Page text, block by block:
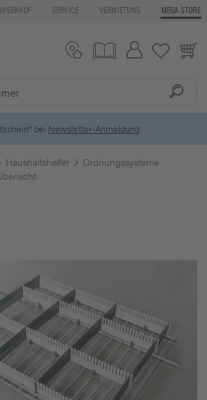
SERVICE VERMIETUNG MEGA STORE
bei Newsletter-Anmeldung
Haushaltshelfer
Ordnungssysteme